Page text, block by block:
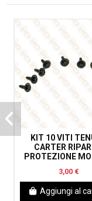
KIT 10 VITI
CARTER
PROTEZIONE
3,00 €
Aggiungi al